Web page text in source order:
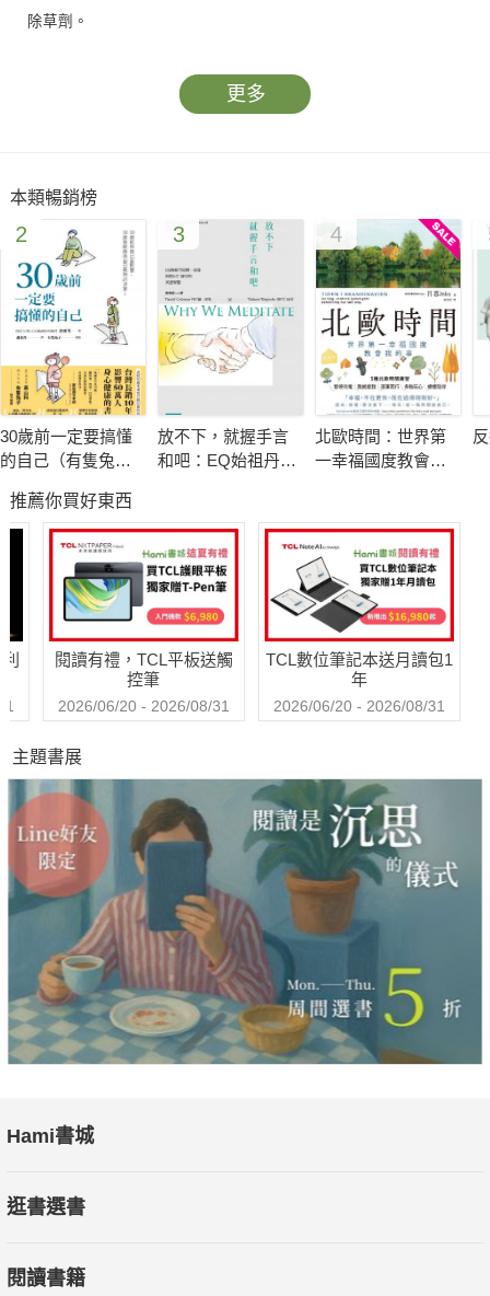
除草劑。
多一份豁達與從容，因為生活是自己的而不是別人的。
更多
本類暢銷榜
2
30歲前一定要搞懂
的自己（有隻兔子
3
放不下，就握手言
和吧：EQ始祖丹尼
4
北歐時間：世界第
一幸福國度教會我
推薦你買好東西
閱讀有禮，TCL平板送觸
控筆
2026/06/20 - 2026/08/31
TCL數位筆記本送月讀包1
年
2026/06/20 - 2026/08/31
主題書展
Hami書城
逛書選書
閱讀書籍